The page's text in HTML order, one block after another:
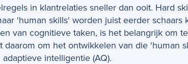
in klantrelaties sneller dan ooit. Hard
'human skills' worden juist eerder schaars
van cognitieve taken, is het belangrijk om
daarom om het ontwikkelen van die 'human
intelligentie (AQ).